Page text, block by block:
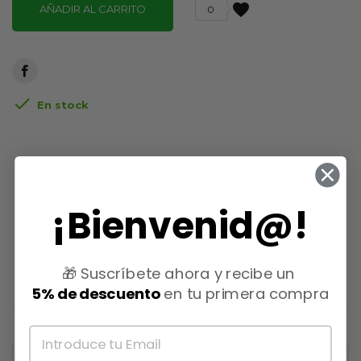
AÑADIR AL CARRITO favorite
0
 En stock
SUPERIORES A 49€
POSIBILIDAD DE PAGO
¡Bienvenid@!
🎁 Suscríbete ahora y recibe un
5% de descuentoen tu primera compra